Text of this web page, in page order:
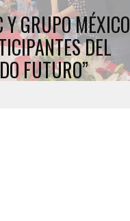
Y GRUPO MÉXICO
DEL
FUTURO”